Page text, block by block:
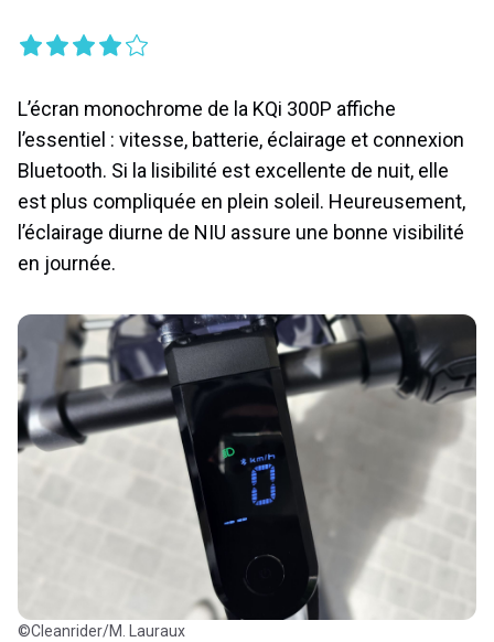
L’écran monochrome de la KQi 300P affiche
l’essentiel : vitesse, batterie, éclairage et connexion
Bluetooth. Si la lisibilité est excellente de nuit, elle
est plus compliquée en plein soleil. Heureusement,
l’éclairage diurne de NIU assure une bonne visibilité
en journée.
©Cleanrider/M. Lauraux